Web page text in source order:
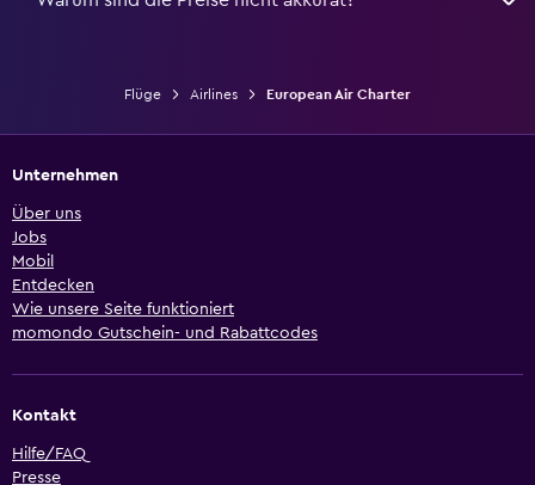
Flüge Airlines European Air Charter
Unternehmen
Über uns
Jobs
Mobil
Entdecken
Wie unsere Seite funktioniert
momondo Gutschein- und Rabattcodes
Kontakt
Hilfe/FAQ
Presse